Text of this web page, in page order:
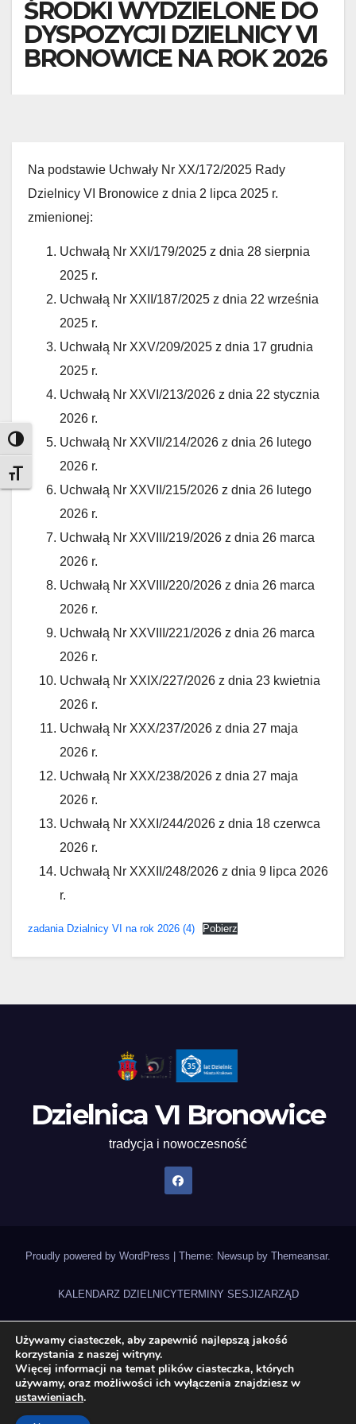
Toggle High Contrast
Toggle Font size
ŚRODKI WYDZIELONE DO
DYSPOZYCJI DZIELNICY VI
BRONOWICE NA ROK 2026
Na podstawie Uchwały Nr XX/172/2025 Rady
Dzielnicy VI Bronowice z dnia 2 lipca 2025 r.
zmienionej:
Uchwałą Nr XXI/179/2025 z dnia 28 sierpnia
2025 r.
Uchwałą Nr XXII/187/2025 z dnia 22 września
2025 r.
Uchwałą Nr XXV/209/2025 z dnia 17 grudnia
2025 r.
Uchwałą Nr XXVI/213/2026 z dnia 22 stycznia
2026 r.
Uchwałą Nr XXVII/214/2026 z dnia 26 lutego
2026 r.
Uchwałą Nr XXVII/215/2026 z dnia 26 lutego
2026 r.
Uchwałą Nr XXVIII/219/2026 z dnia 26 marca
2026 r.
Uchwałą Nr XXVIII/220/2026 z dnia 26 marca
2026 r.
Uchwałą Nr XXVIII/221/2026 z dnia 26 marca
2026 r.
Uchwałą Nr XXIX/227/2026 z dnia 23 kwietnia
2026 r.
Uchwałą Nr XXX/237/2026 z dnia 27 maja
2026 r.
Uchwałą Nr XXX/238/2026 z dnia 27 maja
2026 r.
Uchwałą Nr XXXI/244/2026 z dnia 18 czerwca
2026 r.
Uchwałą Nr XXXII/248/2026 z dnia 9 lipca 2026
r.
zadania Dzialnicy VI na rok 2026 (4) Pobierz
Dzielnica VI Bronowice
tradycja i nowoczesność
Proudly powered by WordPress Theme: Newsup by Themeansar.
KALENDARZ DZIELNICYTERMINY SESJI ZARZĄD
UCHWAŁY RADY DZIELNICYNAGRANIA SESJISTATUT DZIELNICY
ZADANIA DZIELNICY 2026
BUDŻET OBYWATELSKI 2026Gazeta Bronowicka
Używamy ciasteczek, aby zapewnić najlepszą jakość
korzystania z naszej witryny.
Więcej informacji na temat plików ciasteczka, których
używamy, oraz możliwości ich wyłączenia znajdziesz w
ustawieniach.